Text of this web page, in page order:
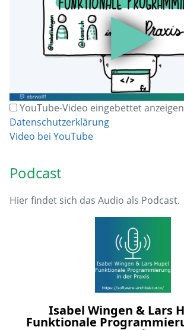
▶
YouTube-Video eingebettet anzeigen
Datenschutzerklärung
Video bei YouTube
Podcast
Hier findet sich das Audio als Podcast.